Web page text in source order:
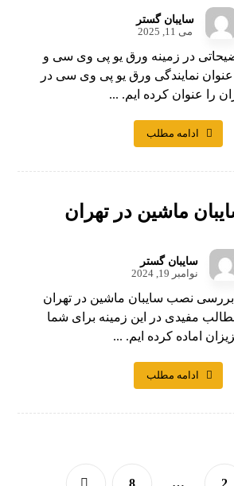
سایبان گستر
می 11, 2025
در زمینه ورق یو پی وی سی و
نمایندگی ورق یو پی وی سی در
را عنوان کرده ایم. ...
ادامه مطلب
ماشین در تهران
سایبان گستر
نوامبر 19, 2024
بررسی نصب سایبان ماشین در تهران
مفیدی در این زمینه برای شما
اماده کرده ایم. ...
ادامه مطلب